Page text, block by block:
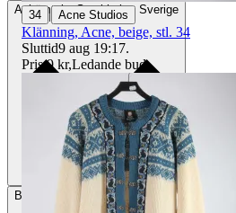
AvhämtningStockholm, Sverige
Betalning Via Tradera
34 | Acne Studios
Klänning, Acne, beige, stl. 34
Sluttid9 aug 19:17.
Pris:9 kr,Ledande bud.